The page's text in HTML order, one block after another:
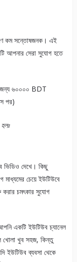
কম সন্তোষজনক। এই
আপনার সেরা সুযোগ হতে
জন্য ৬০০০০ BDT
পর)
ভিডিও দেখে। কিছু
মাধ্যমের চেয়ে ইউটিউবে
করার চমৎকার সুযোগ
একটি ইউটিউব চ্যানেল
খোলা খুব সহজ, কিন্তু
ইউটিউব ব্যবসা থেকে